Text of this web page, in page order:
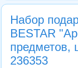
Набор
BESTAR
предметов,
236353